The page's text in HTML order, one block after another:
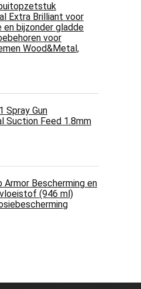
Extra Brilliant voor
en bijzonder gladde
voor
Wood&Metal,
Spray Gun
Suction Feed 1.8mm
Armor Bescherming en
(946 ml)